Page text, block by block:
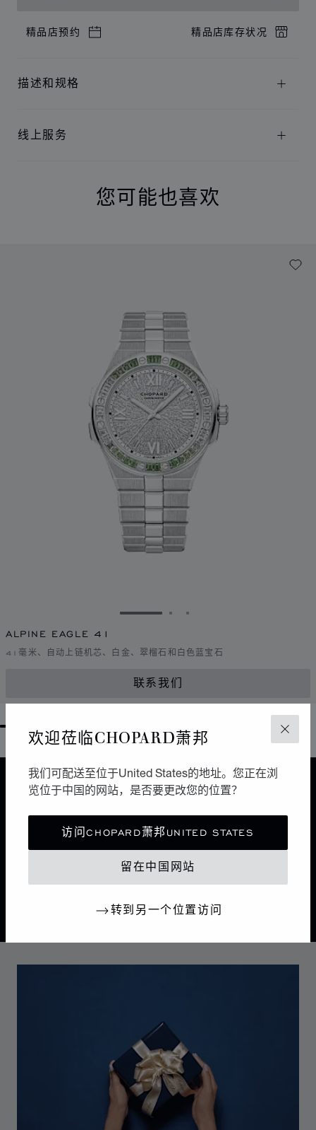
关闭
欢迎莅临CHOPARD萧邦
我们可配送至位于United States的地址。您正在浏
览位于中国的网站，是否要更改您的位置？
访问CHOPARD萧邦UNITED STATES
留在中国网站
转到另一个位置访问
精品店预约 精品店库存状况
描述和规格
线上服务
您可能也喜欢
转到幻灯片 1转到幻灯片 2
转到幻灯片 3
ALPINE EAGLE 41
41毫米、自动上链机芯、白金、翠榴石和白色蓝宝石
联系我们
GO TO SLIDE 1
GO TO SLIDE 2
GO TO SLIDE 3
GO TO SLIDE 4
GO TO SLIDE 5
GO TO SLIDE 6
GO TO SLIDE 7
GO TO SLIDE 8
GO TO SLIDE 9
GO TO SLIDE 10
设计
大自然引导着萧邦制表师的巧手。Alpine Eagle雪山傲翼
雄伟的阿尔卑斯山和雄鹰所启迪。